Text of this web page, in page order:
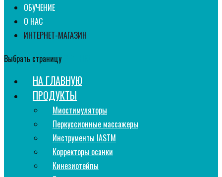
ОБУЧЕНИЕ
О НАС
ИНТЕРНЕТ-МАГАЗИН
Выбрать страницу
НА ГЛАВНУЮ
ПРОДУКТЫ
Миостимуляторы
Перкуссионные массажеры
Инструменты IASTM
Корректоры осанки
Кинезиотейпы